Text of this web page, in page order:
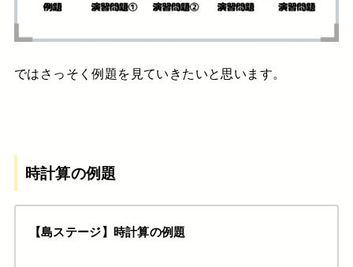
ではさっそく例題を見ていきたいと思います。
時計算の例題
【島ステージ】時計算の例題